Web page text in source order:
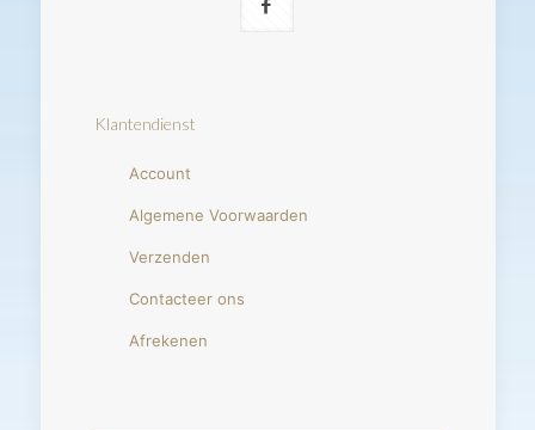
Klantendienst
Account
Algemene Voorwaarden
Verzenden
Contacteer ons
Afrekenen